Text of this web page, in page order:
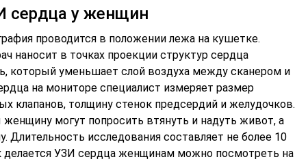
сердца у женщин
проводится в положении лежа на кушетке.
наносит в точках проекции структур сердца
который уменьшает слой воздуха между сканером и
на мониторе специалист измеряет размер
клапанов, толщину стенок предсердий и желудочков.
могут попросить втянуть и надуть живот, а
Длительность исследования составляет не более 10
делается УЗИ сердца женщинам можно посмотреть на